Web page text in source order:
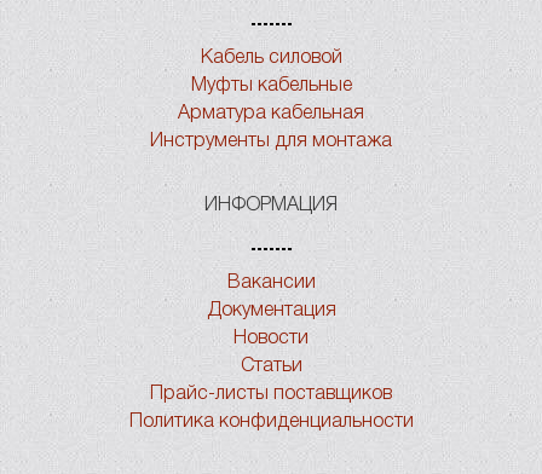
Кабель силовой
Муфты кабельные
Арматура кабельная
Инструменты для монтажа
ИНФОРМАЦИЯ
Вакансии
Документация
Новости
Статьи
Прайс-листы поставщиков
Политика конфиденциальности